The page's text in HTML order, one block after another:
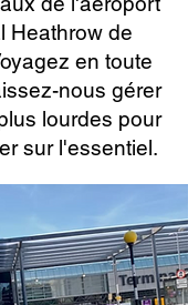
Heathrow de
en toute
nous gérer
lourdes pour
sur l'essentiel.